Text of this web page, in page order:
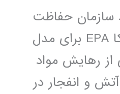
سازمان حفاظت
محيط زيست آمريکا EPA برای مدل
رھايش مواد
و انفجار در